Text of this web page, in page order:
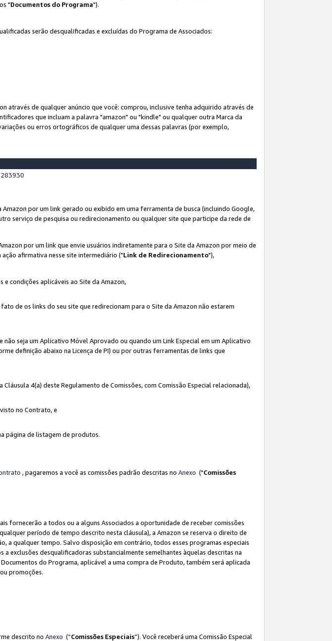
"Documentos do Programa").
serão desqualificadas e excluídas do Programa de Associados:
através de qualquer anúncio que você: comprou, inclusive tenha adquirido através de
que incluam a palavra "amazon" ou "kindle" ou qualquer outra Marca da
ou erros ortográficos de qualquer uma dessas palavras (por exemplo,
por um link gerado ou exibido em uma ferramenta de busca (incluindo Google,
serviço de pesquisa ou redirecionamento ou qualquer site que participe da rede de
por um link que envie usuários indiretamente para o Site da Amazon por meio de
afirmativa nesse site intermediário ("Link de Redirecionamento"),
condições aplicáveis ao Site da Amazon,
de os links do seu site que redirecionam para o Site da Amazon não estarem
seja um Aplicativo Móvel Aprovado ou quando um Link Especial em um Aplicativo
definição abaixo na Licença de PI) ou por outras ferramentas de links que
4(a) deste Regulamento de Comissões, com Comissão Especial relacionada),
no Contrato, e
página de listagem de produtos.
, pagaremos a você as comissões padrão descritas no Anexo ("Comissões
fornecerão a todos ou a alguns Associados a oportunidade de receber comissões
período de tempo descrito nesta cláusula), a Amazon se reserva o direito de
qualquer tempo. Salvo disposição em contrário, todos esses programas especiais
exclusões desqualificadoras substancialmente semelhantes àquelas descritas na
do Programa, aplicável a uma compra de Produto, também será aplicada
promoções.
descrito no Anexo (“Comissões Especiais”). Você receberá uma Comissão Especial